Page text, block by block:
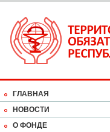
ГЛАВНАЯ
НОВОСТИ
О ФОНДЕ